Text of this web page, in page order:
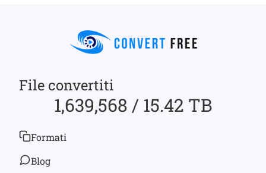
File convertiti
1,639,568 / 15.42 TB
Formati
Blog